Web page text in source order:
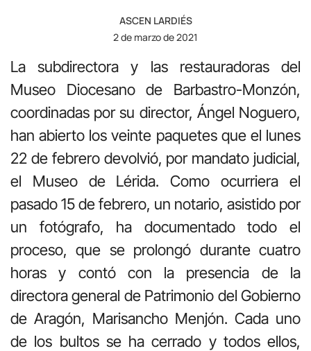
ASCEN LARDIÉS
2 de marzo de 2021
La subdirectora y las restauradoras del
Museo Diocesano de Barbastro-Monzón,
coordinadas por su director, Ángel Noguero,
han abierto los veinte paquetes que el lunes
22 de febrero devolvió, por mandato judicial,
el Museo de Lérida. Como ocurriera el
pasado 15 de febrero, un notario, asistido por
un fotógrafo, ha documentado todo el
proceso, que se prolongó durante cuatro
horas y contó con la presencia de la
directora general de Patrimonio del Gobierno
de Aragón, Marisancho Menjón. Cada uno
de los bultos se ha cerrado y todos ellos,